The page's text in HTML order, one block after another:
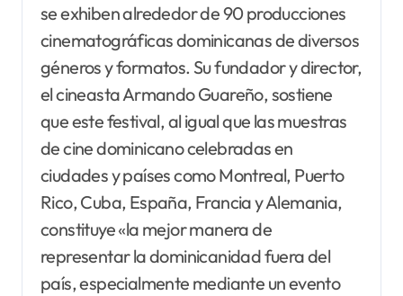
se exhiben alrededor de 90 producciones
cinematográficas dominicanas de diversos
géneros y formatos. Su fundador y director,
el cineasta Armando Guareño, sostiene
que este festival, al igual que las muestras
de cine dominicano celebradas en
ciudades y países como Montreal, Puerto
Rico, Cuba, España, Francia y Alemania,
constituye «la mejor manera de
representar la dominicanidad fuera del
país, especialmente mediante un evento